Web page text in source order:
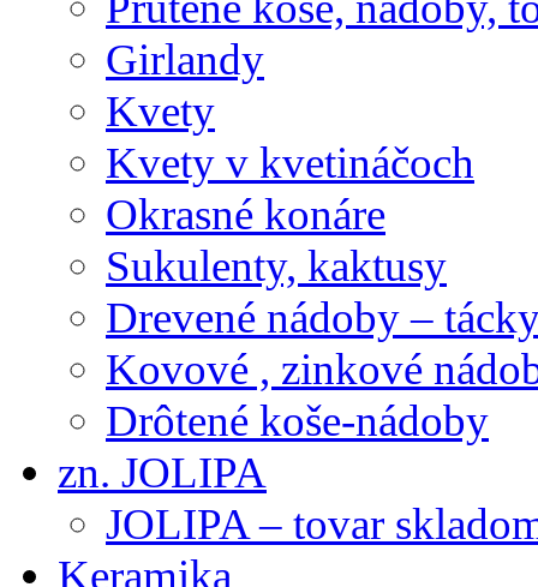
Girlandy
Kvety
Kvety v kvetináčoch
Okrasné konáre
Sukulenty, kaktusy
Drevené nádoby –
Kovové , zinkové
Drôtené koše-nádoby
zn. JOLIPA
JOLIPA – tovar
Keramika